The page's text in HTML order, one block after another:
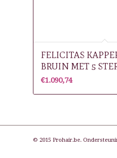
FELICITAS
BRUIN MET 5
€1.090,74
© 2015 Prohair.be.